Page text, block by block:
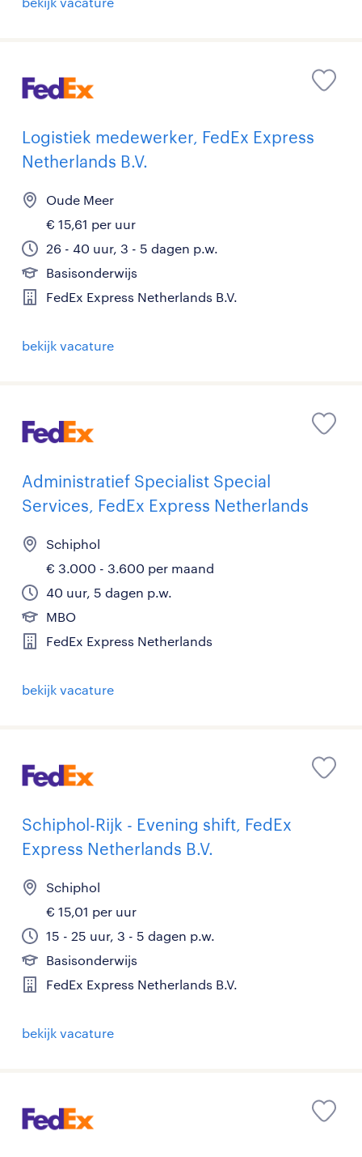
Logistiek medewerker, FedEx Express
Netherlands B.V.
Oude Meer
€ 15,61 per uur
26 - 40 uur, 3 - 5 dagen p.w.
Basisonderwijs
FedEx Express Netherlands B.V.
bekijk vacature
Administratief Specialist Special
Services, FedEx Express Netherlands
Schiphol
€ 3.000 - 3.600 per maand
40 uur, 5 dagen p.w.
MBO
FedEx Express Netherlands
bekijk vacature
Schiphol-Rijk - Evening shift, FedEx
Express Netherlands B.V.
Schiphol
€ 15,01 per uur
15 - 25 uur, 3 - 5 dagen p.w.
Basisonderwijs
FedEx Express Netherlands B.V.
bekijk vacature